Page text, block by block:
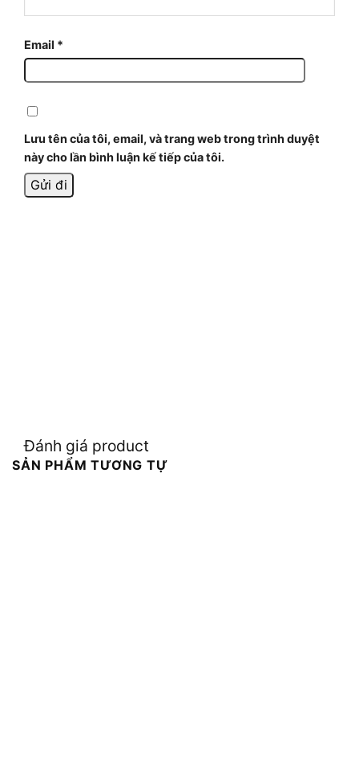
Email *
Lưu tên của tôi, email, và trang web trong trình duyệt
này cho lần bình luận kế tiếp của tôi.
Đánh giá product
SẢN PHẨM TƯƠNG TỰ